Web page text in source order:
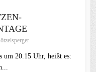
um 20.15 Uhr, heißt es: